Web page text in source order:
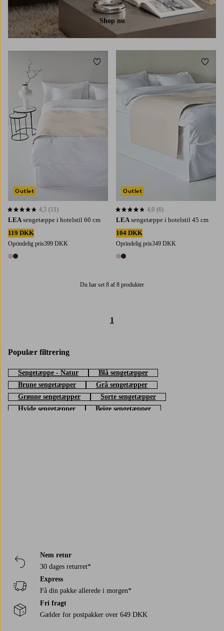
Shop nu
LEA sengetæppe i hotelstil 60 cm
119 DKK
Oprindelig pris399 DKK
2 farver
4,5 baseret på 11 bedømmelser
4,5 (11)
Outlet
Tilføj til favoritter
160
LEA sengetæppe i hotelstil 45 cm
104 DKK
Oprindelig pris349 DKK
2 farver
4,0 baseret på 6 bedømmelser
4,0 (6)
Outlet
Tilføj
180
Du har set 8 af 8 produkter
1
Populær filtrering
Sengetæppe - Natur
Blå sengetæpper
Brune sengetæpper
Grå sengetæpper
Grønne sengetæpper
Sorte sengetæpper
Hvide sengetæpper
Beige sengetæpper
Nem retur
30 dages returret*
Express
Få din pakke allerede i morgen*
Fri fragt
Gælder for postpakker over 649 DKK